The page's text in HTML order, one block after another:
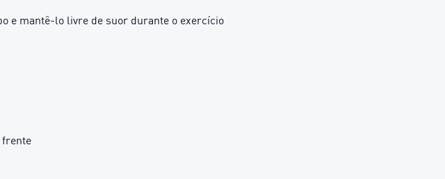
e mantê-lo livre de suor durante o exercício
frente